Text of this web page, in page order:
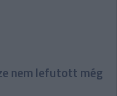
nem lefutott még